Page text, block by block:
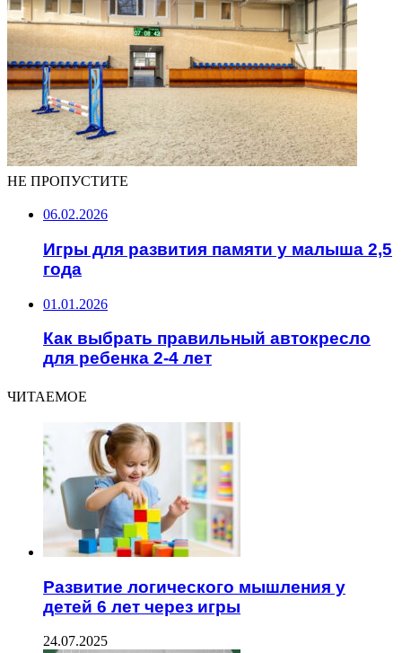
НЕ ПРОПУСТИТЕ
06.02.2026
Игры для развития памяти у малыша 2,5
года
01.01.2026
Как выбрать правильный автокресло
для ребенка 2-4 лет
ЧИТАЕМОЕ
Развитие логического мышления у
детей 6 лет через игры
24.07.2025